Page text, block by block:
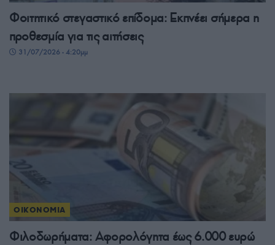
Φοιτητικό στεγαστικό επίδομα: Εκπνέει σήμερα η
προθεσμία για τις αιτήσεις
31/07/2026 - 4:20μμ
ΟΙΚΟΝΟΜΙΑ
Φιλοδωρήματα: Αφορολόγητα έως 6.000 ευρώ